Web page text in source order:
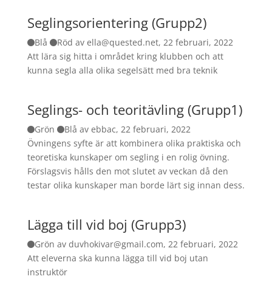
Seglingsorientering (Grupp2)
Blå
Röd av ella@quested.net, 22 februari, 2022
Att lära sig hitta i området kring klubben och att
kunna segla alla olika segelsätt med bra teknik
Seglings- och teoritävling (Grupp1)
Grön
Blå av ebbac, 22 februari, 2022
Övningens syfte är att kombinera olika praktiska och
teoretiska kunskaper om segling i en rolig övning.
Förslagsvis hålls den mot slutet av veckan då den
testar olika kunskaper man borde lärt sig innan dess.
Lägga till vid boj (Grupp3)
Grön av duvhokivar@gmail.com, 22 februari, 2022
Att eleverna ska kunna lägga till vid boj utan
instruktör